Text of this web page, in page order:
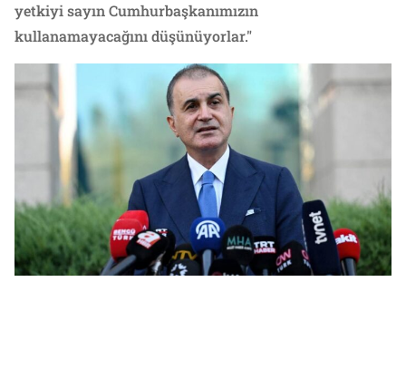
yetkiyi sayın Cumhurbaşkanımızın
kullanamayacağını düşünüyorlar."